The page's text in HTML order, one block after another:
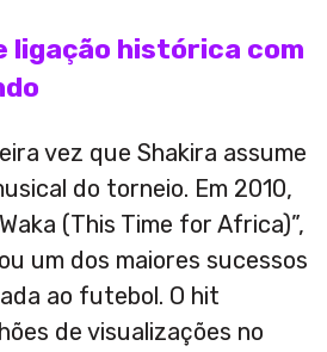
ligação histórica com
vez que Shakira assume
do torneio. Em 2010,
(This Time for Africa)”,
um dos maiores sucessos
ao futebol. O hit
de visualizações no